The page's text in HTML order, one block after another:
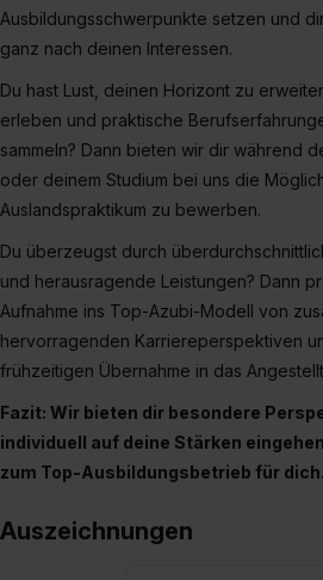
Ausbildungsschwerpunkte setzen und
ganz nach deinen Interessen.
Du hast Lust, deinen Horizont zu
erleben und praktische
sammeln? Dann bieten wir dir während
oder deinem Studium bei uns die
Auslandspraktikum zu bewerben.
Du überzeugst durch
und herausragende Leistungen? Dann
Aufnahme ins Top-Azubi-Modell von
hervorragenden Karriereperspektiven
frühzeitigen Übernahme in das
Fazit: Wir bieten dir besondere
individuell auf deine Stärken
zum Top-Ausbildungsbetrieb für dich.
Auszeichnungen